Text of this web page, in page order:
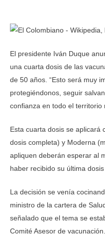
El presidente Iván Duque
una cuarta dosis de las
de 50 años. “Esto será muy
protegiéndonos, seguir
confianza en todo el territorio
Esta cuarta dosis se aplicará
dosis completa) y Moderna
apliquen deberán esperar al
haber recibido su última dosis
La decisión se venía
ministro de la cartera de
señalado que el tema se
Comité Asesor de vacunación.